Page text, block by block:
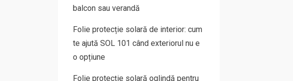
balcon sau verandă
Folie protecție solară de interior: cum
te ajută SOL 101 când exteriorul nu e
o opțiune
Folie protecție solară oglindă pentru